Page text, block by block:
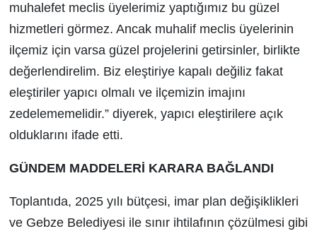
muhalefet meclis üyelerimiz yaptığımız bu güzel
hizmetleri görmez. Ancak muhalif meclis üyelerinin
ilçemiz için varsa güzel projelerini getirsinler, birlikte
değerlendirelim. Biz eleştiriye kapalı değiliz fakat
eleştiriler yapıcı olmalı ve ilçemizin imajını
zedelememelidir.” diyerek, yapıcı eleştirilere açık
olduklarını ifade etti.
GÜNDEM MADDELERİ KARARA BAĞLANDI
Toplantıda, 2025 yılı bütçesi, imar plan değişiklikleri
ve Gebze Belediyesi ile sınır ihtilafının çözülmesi gibi